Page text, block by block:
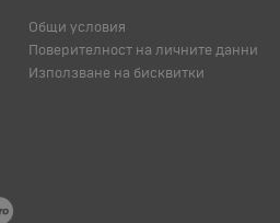
Общи условия
Поверителност на личните данни
Използване на бисквитки